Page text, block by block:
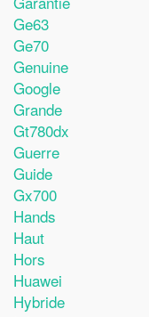
Ge63
Ge70
Genuine
Google
Grande
Gt780dx
Guerre
Guide
Gx700
Hands
Haut
Hors
Huawei
Hybride